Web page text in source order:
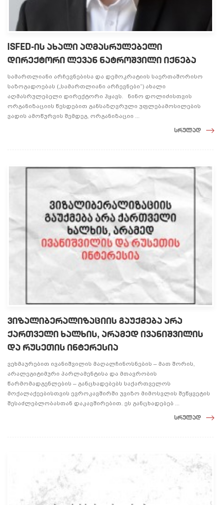
ISFED-ის ახალი აღმასრულებელი
დირექტორი ლევან ნატროშვილი იქნება
სამართლიანი არჩევნებისა და დემოკრატიის საერთაშორისო
საზოგადოებას („სამართლიანი არჩევნები”) ახალი
აღმასრულებელი დირექტორი ჰყავს. ნინო დოლიძისთვის
ორგანიზაციის წესდებით განსაზღვრული უფლებამოსილების
ვადის ამოწურვის შემდეგ, ორგანიზაციი ...
სრულად
ვიზალიბერალიზაციის გაუქმება არა
ქართველი ხალხის, არამედ ივანიშვილის
და რუსეთის ინტერესია
ვეხმაურებით ივანიშვილის მაღალჩინოსნების – მათ შორის,
არალეგიტიმური პარლამენტისა და მთავრობის
წარმომადგენლების – განცხადებებს საქართველოს
მოქალაქეებისთვის ევროკავშირში უვიზო მიმოსვლის შეწყვეტის
შესაძლებლობასთან დაკავშირებით. ეს განცხადებებ ...
სრულად